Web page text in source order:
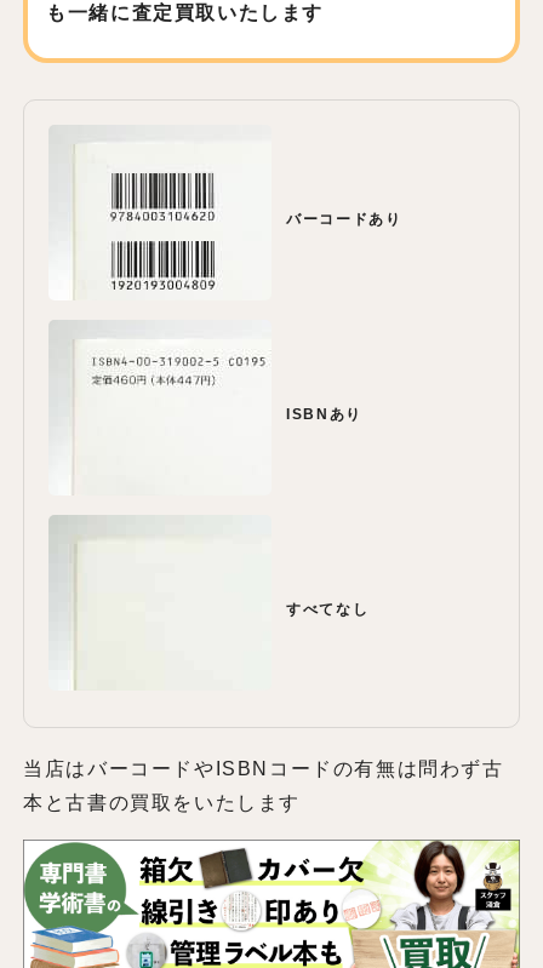
も 一緒に査定買取いたします
バーコードあり
ISBNあり
すべてなし
当店はバーコードやISBNコードの有無は問わず古
本と古書の買取をいたします